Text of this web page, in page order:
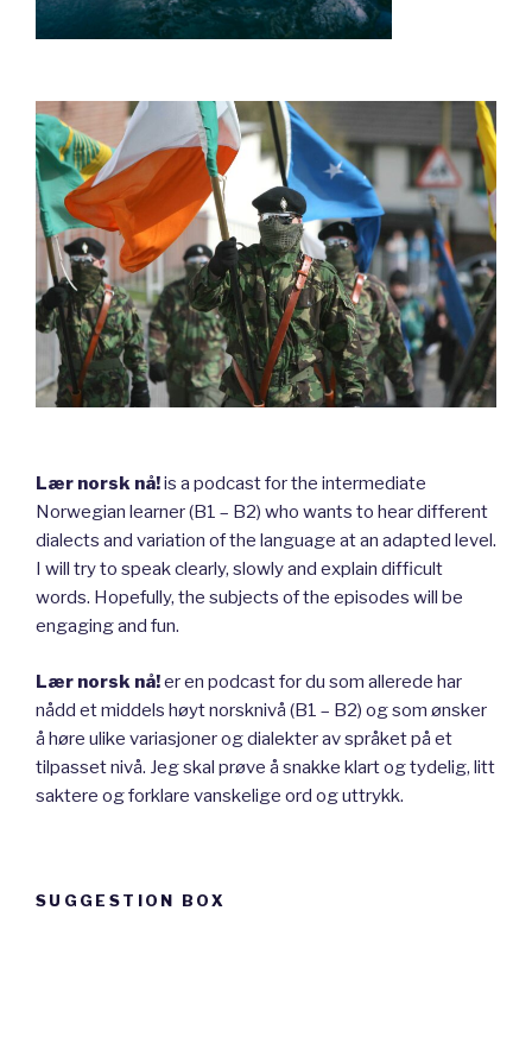
Lær norsk nå!is a podcast for the intermediate
Norwegian learner (B1 – B2) who wants to hear different
dialects and variation of the language at an adapted level.
I will try to speak clearly, slowly and explain difficult
words. Hopefully, the subjects of the episodes will be
engaging and fun.
Lær norsk nå!er en podcast for du som allerede har
nådd et middels høyt norsknivå (B1 – B2) og som ønsker
å høre ulike variasjoner og dialekter av språket på et
tilpasset nivå. Jeg skal prøve å snakke klart og tydelig, litt
saktere og forklare vanskelige ord og uttrykk.
SUGGESTION BOX